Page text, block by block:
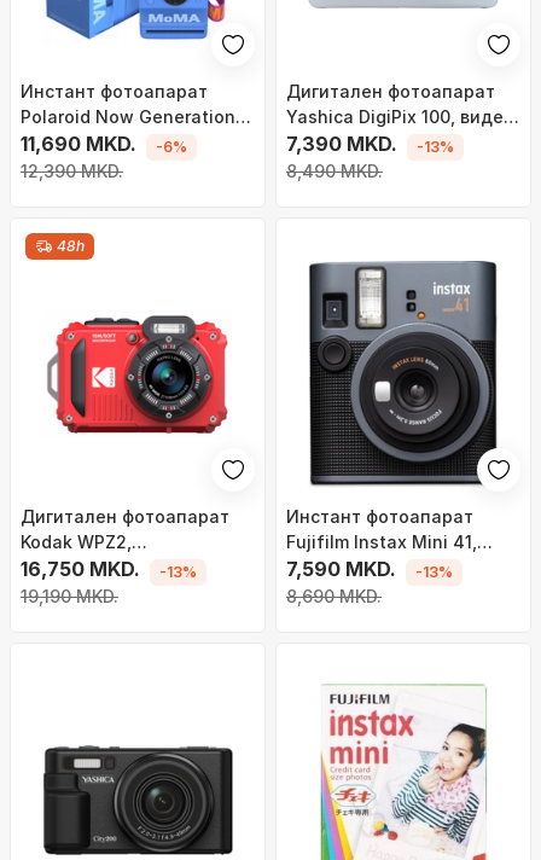
Инстант фотоапарат
Polaroid Now Generation 3
MoMa Edition, автофокус,
тајмер за самосликање,
11,690 MKD.
12,390 MKD.
-6%
Дигитален фотоапарат
Yashica DigiPix 100, видео
Full HD, екран 2.4\", бел
7,390 MKD.
8,490 MKD.
-13%
48h
Дигитален фотоапарат
Kodak WPZ2,
водоотпорен, црвен
16,750 MKD.
19,190 MKD.
-13%
Инстант фотоапарат
Fujifilm Instax Mini 41,
огледало за селфи,
автоматска експозиција,
7,590 MKD.
8,690 MKD.
-13%